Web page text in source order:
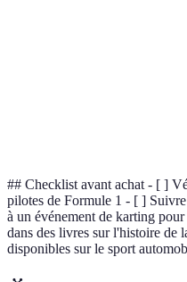
## Checklist avant achat - [ ]
pilotes de Formule 1 - [ ]
à un événement de karting
dans des livres sur l'histoire de
disponibles sur le sport